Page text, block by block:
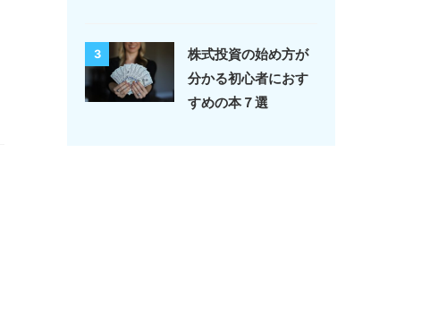
3
株式投資の始め方が
分かる初心者におす
すめの本７選